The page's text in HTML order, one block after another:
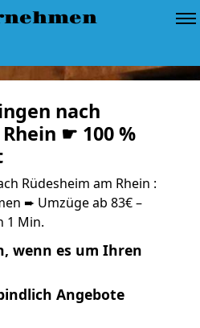
nach
☛ 100 %
Rüdesheim am Rhein :
➨ Umzüge ab 83€ –
1 Min.
wenn es um Ihren
Angebote